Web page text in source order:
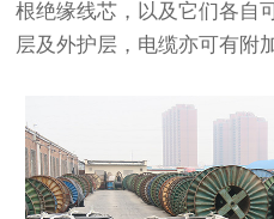
根绝缘线芯，以及它们各自
层及外护层，电缆亦可有附